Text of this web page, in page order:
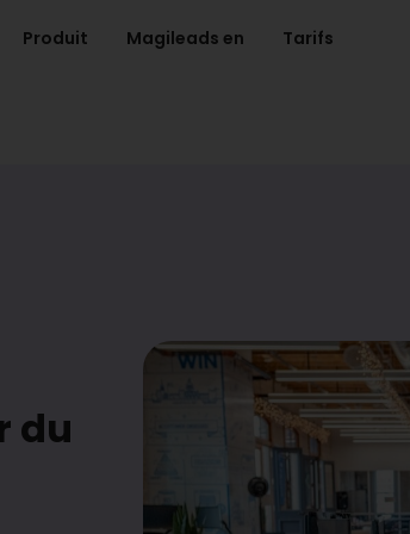
Produit Magileads en Tarifs
du